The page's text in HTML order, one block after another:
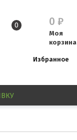
0 0 ₽
Моя
корзина
Избранное